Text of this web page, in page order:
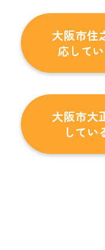
大阪市住
応して
大阪市大
してい